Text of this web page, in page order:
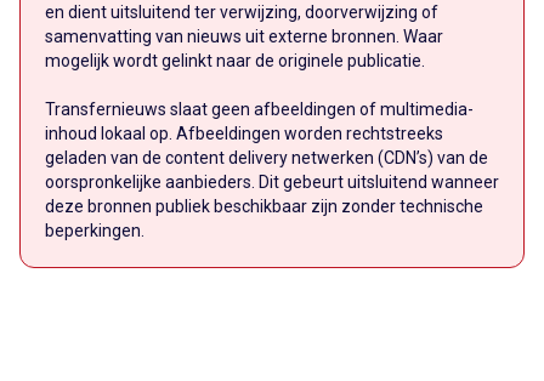
en dient uitsluitend ter verwijzing, doorverwijzing of
samenvatting van nieuws uit externe bronnen. Waar
mogelijk wordt gelinkt naar de originele publicatie.
Transfernieuws slaat geen afbeeldingen of multimedia-
inhoud lokaal op. Afbeeldingen worden rechtstreeks
geladen van de content delivery netwerken (CDN’s) van de
oorspronkelijke aanbieders. Dit gebeurt uitsluitend wanneer
deze bronnen publiek beschikbaar zijn zonder technische
beperkingen.